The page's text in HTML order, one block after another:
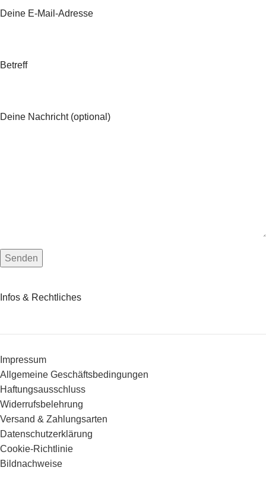
Deine E-Mail-Adresse
Betreff
Deine Nachricht (optional)
Infos & Rechtliches
Impressum
Allgemeine Geschäftsbedingungen
Haftungsausschluss
Widerrufsbelehrung
Versand & Zahlungsarten
Datenschutzerklärung
Cookie-Richtlinie
Bildnachweise